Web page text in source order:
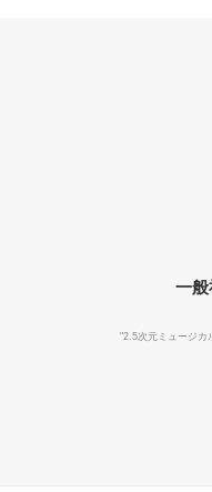
一
"2.5次元ミュージカ